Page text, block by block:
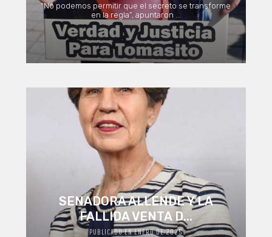
“No podemos permitir que el secreto se transforme
en la regla”, apuntaron ...
SENADORA ALLENDE Y LA
FALLIDA VENTA D...
PUBLICADO EN ENERO DE 2025